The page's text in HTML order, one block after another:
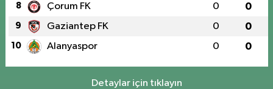
8 Çorum FK 0 0
9 Gaziantep FK 0 0
10 Alanyaspor 0 0
Detaylar için tıklayın